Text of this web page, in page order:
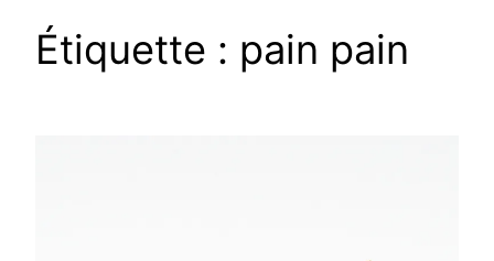
Étiquette : pain pain